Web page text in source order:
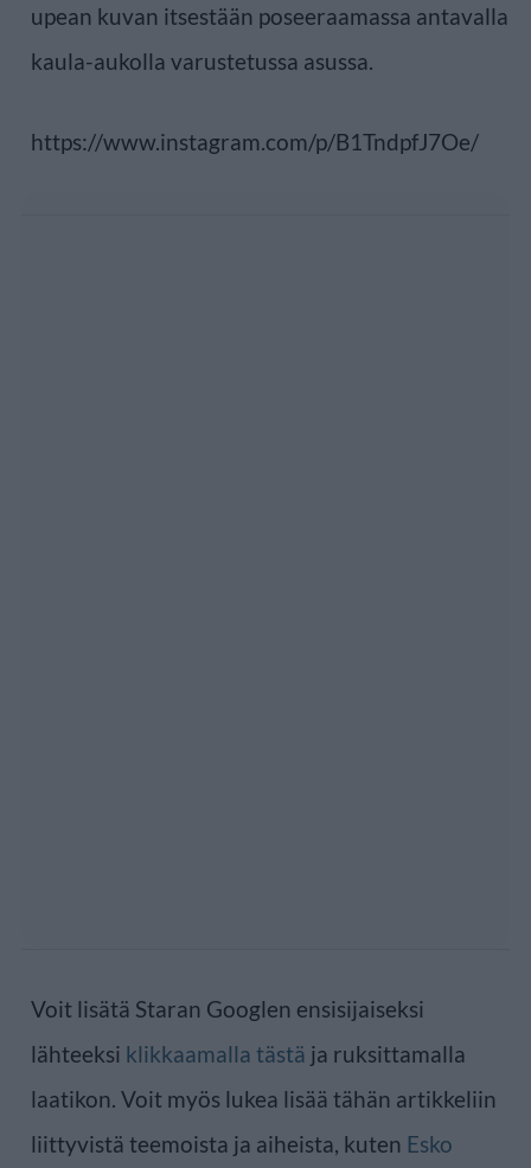
upean kuvan itsestään poseeraamassa antavalla
kaula-aukolla varustetussa asussa.
https://www.instagram.com/p/B1TndpfJ7Oe/
Voit lisätä Staran Googlen ensisijaiseksi
lähteeksi klikkaamalla tästä ja ruksittamalla
laatikon. Voit myös lukea lisää tähän artikkeliin
liittyvistä teemoista ja aiheista, kuten Esko